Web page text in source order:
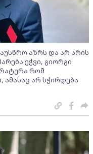
აზრს და არ არის
ეჭვი, გიორგი
რომ
არ სჭირდება